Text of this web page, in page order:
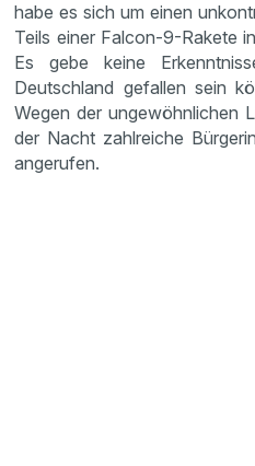
habe es sich um einen
Teils einer Falcon-9-Rakete
Es gebe keine
Deutschland gefallen sein
Wegen der ungewöhnlichen
der Nacht zahlreiche
angerufen.